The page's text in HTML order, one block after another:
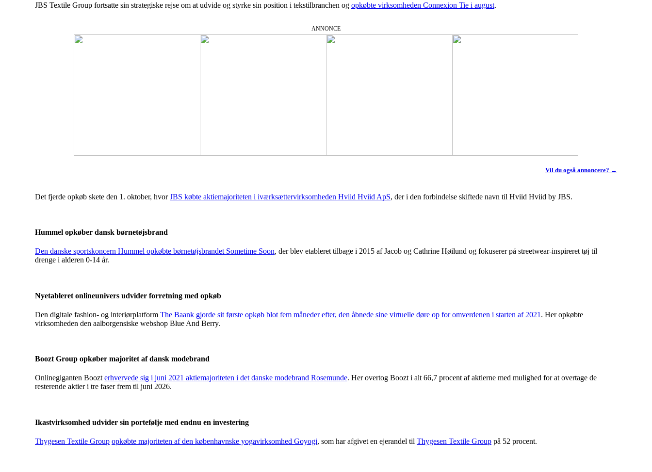
JBS Textile Group fortsatte sin strategiske rejse om at udvide og styrke sin position i tekstilbranchen og opkøbte virksomheden Connexion Tie i august.
ANNONCE
Vil du også annoncere? →
Det fjerde opkøb skete den 1. oktober, hvorJBS købte aktiemajoriteten i iværksættervirksomheden Hviid Hviid ApS, der i den forbindelse skiftede navn til Hviid Hviid by JBS.
Hummel opkøber dansk børnetøjsbrand
Den danske sportskoncern Hummel opkøbte børnetøjsbrandet Sometime Soon, der blev etableret tilbage i 2015 af Jacob og Cathrine Høilund og fokuserer på streetwear-inspireret tøj til
drenge i alderen 0-14 år.
Nyetableret onlineunivers udvider forretning med opkøb
Den digitale fashion- og interiørplatform The Baank gjorde sit første opkøb blot fem måneder efter, den åbnede sine virtuelle døre op for omverdenen i starten af 2021 . Her opkøbte
virksomheden den aalborgensiske webshop Blue And Berry.
Boozt Group opkøber majoritet af dansk modebrand
Onlinegiganten Boozterhvervede sig i juni 2021 aktiemajoriteten i det danske modebrand Rosemunde. Her overtog Boozt i alt 66,7 procent af aktierne med mulighed for at overtage de
resterende aktier i tre faser frem til juni 2026.
Ikastvirksomhed udvider sin portefølje med endnu en investering
Thygesen Textile Group opkøbte majoriteten af den københavnske yogavirksomhed Goyogi, som har afgivet en ejerandel til Thygesen Textile Group på 52 procent.